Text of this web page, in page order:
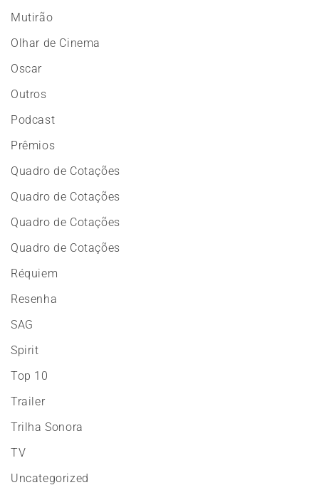
Mutirão
Olhar de Cinema
Oscar
Outros
Podcast
Prêmios
Quadro de Cotações
Quadro de Cotações
Quadro de Cotações
Quadro de Cotações
Réquiem
Resenha
SAG
Spirit
Top 10
Trailer
Trilha Sonora
TV
Uncategorized